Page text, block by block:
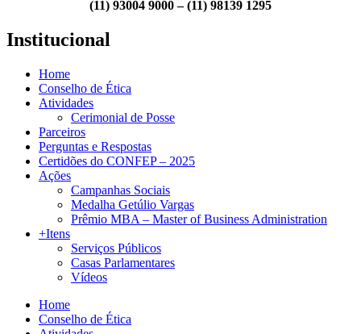
(11) 93004 9000 – (11) 98139 1295
Institucional
Home
Conselho de Ética
Atividades
Cerimonial de Posse
Parceiros
Perguntas e Respostas
Certidões do CONFEP – 2025
Ações
Campanhas Sociais
Medalha Getúlio Vargas
Prêmio MBA – Master of Business Administration
+Itens
Serviços Públicos
Casas Parlamentares
Vídeos
Home
Conselho de Ética